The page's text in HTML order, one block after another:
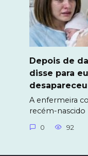
Depois de
disse para
desapareceu
A enfermeira
recém-nascido
0 92